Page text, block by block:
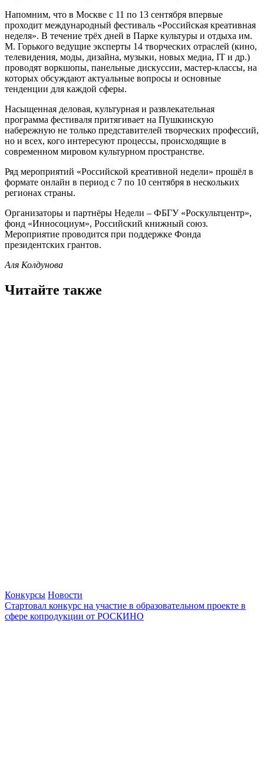
Напомним, что в Москве с 11 по 13 сентября впервые
проходит международный фестиваль «Российская креативная
неделя». В течение трёх дней в Парке культуры и отдыха им.
М. Горького ведущие эксперты 14 творческих отраслей (кино,
телевидения, моды, дизайна, музыки, новых медиа, IT и др.)
проводят воркшопы, панельные дискуссии, мастер-классы, на
которых обсуждают актуальные вопросы и основные
тенденции для каждой сферы.
Насыщенная деловая, культурная и развлекательная
программа фестиваля притягивает на Пушкинскую
набережную не только представителей творческих профессий,
но и всех, кого интересуют процессы, происходящие в
современном мировом культурном пространстве.
Ряд мероприятий «Российской креативной недели» прошёл в
формате онлайн в период с 7 по 10 сентября в нескольких
регионах страны.
Организаторы и партнёры Недели – ФБГУ «Роскультцентр»,
фонд «Инносоциум», Российский книжный союз.
Мероприятие проводится при поддержке Фонда
президентских грантов.
Аля Колдунова
Читайте также
Конкурсы Новости
Стартовал конкурс на участие в образовательном проекте в
сфере копродукции от РОСКИНО